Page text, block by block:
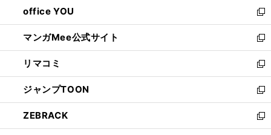
く
で
開
く
ィ
ン
ド
ウ
で
開
く
い
ウ
ィ
ン
ド
ウ
で
開
く
office YOU
新
し
い
ウ
ィ
ン
ド
ウ
で
開
マンガMee公式サイト
新
し
い
ウ
ィ
ン
ド
ウ
リマコミ
新
し
い
ウ
ィ
ン
ジャンプTOON
新
し
い
ウ
ZEBRACK
新
し